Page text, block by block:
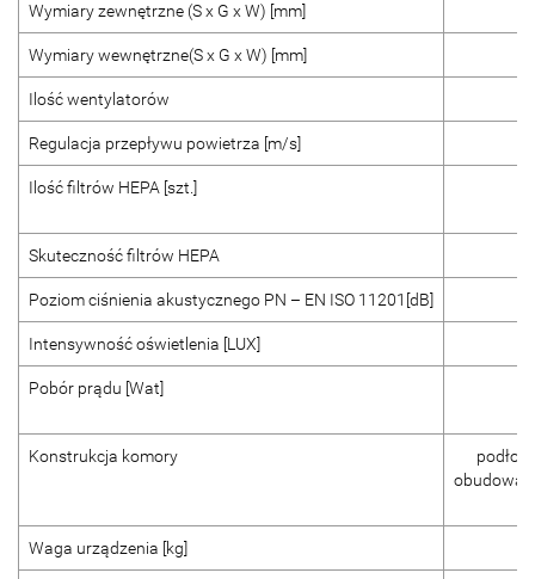
Wymiary zewnętrzne (S x G x W) [mm]
Wymiary wewnętrzne(S x G x W) [mm]
Ilość wentylatorów
Regulacja przepływu powietrza [m/s]
Ilość filtrów HEPA [szt.]
Skuteczność filtrów HEPA
Poziom ciśnienia akustycznego PN – EN ISO 11201[dB]
Intensywność oświetlenia [LUX]
Pobór prądu [Wat]
Konstrukcja komory
obudowa
Waga urządzenia [kg]